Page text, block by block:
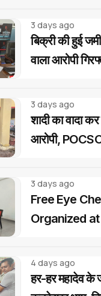
3 days ago
बिक्री की हुई
वाला आरोपी
3 days ago
शादी का वादा
आरोपी,
3 days ago
Free Eye
Organized
4 days ago
हर-हर महादेव के